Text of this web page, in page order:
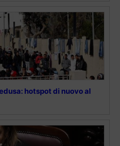
hotspot di nuovo al